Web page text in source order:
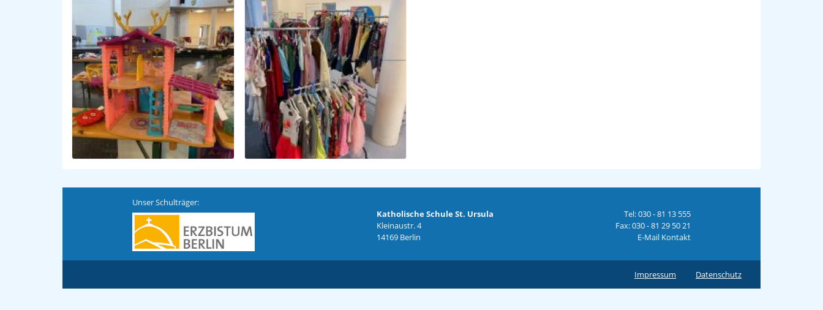
Unser Schulträger:
Katholische Schule St. Ursula
Kleinaustr. 4
14169 Berlin
Tel: 030 - 81 13 555
Fax: 030 - 81 29 50 21
E-Mail Kontakt
Impressum Datenschutz